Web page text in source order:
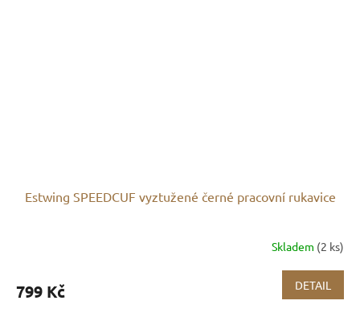
Estwing SPEEDCUF vyztužené černé pracovní rukavice
Skladem (2 ks)
799 Kč DETAIL